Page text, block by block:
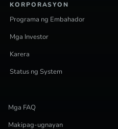
KORPORASYON
Programa ng Embahador
Mga Investor
Karera
Status ng System
Mga FAQ
Makipag-ugnayan